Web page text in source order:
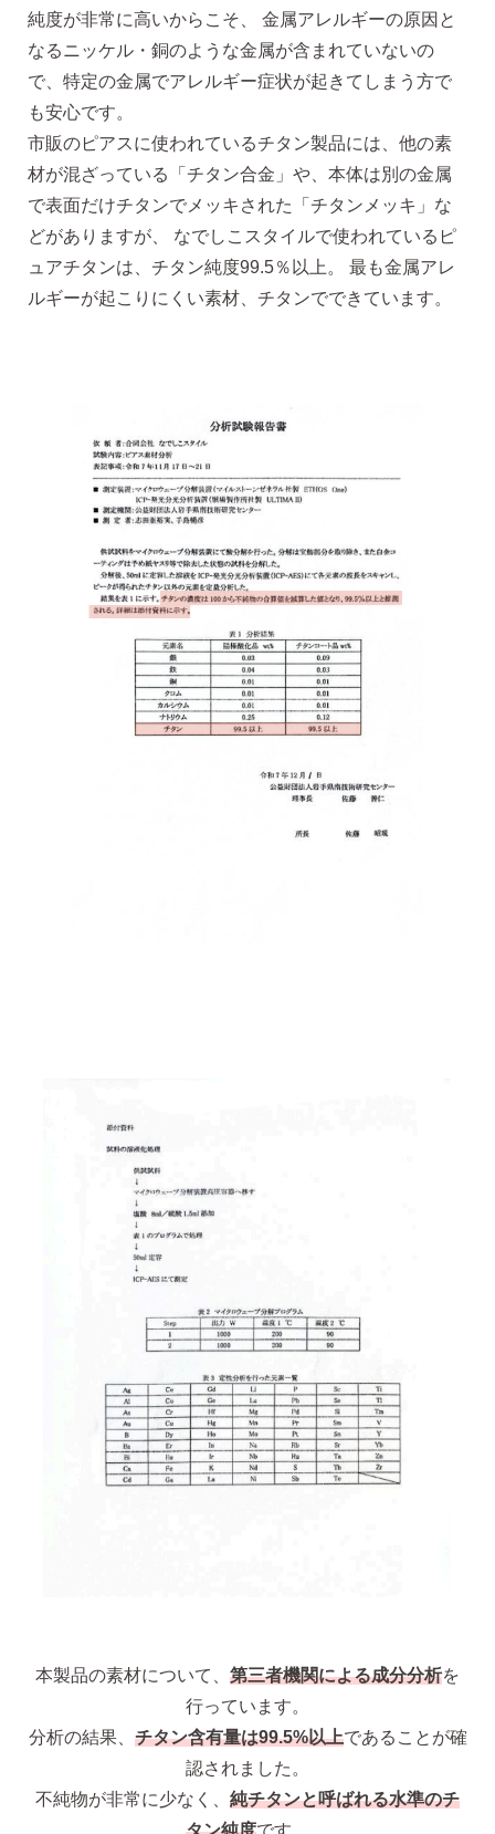
チタン純度99.5%、素材に自信あり！
もしもお
件！
4）
キャッチの予備
使いやすい「花型シリコンキャッチ」も５ペ
・Amazon Pay
・クレジットカード
・銀行振込
・代金引換
全国一律 715円
送料無料
営業時間 返品について
金属アレルギーが出た
純度が非常に高いからこそ、 金属アレルギーの原因と
なるニッケル・銅のような金属が含まれていないの
で、特定の金属でアレルギー症状が起きてしまう方で
も安心です。
市販のピアスに使われているチタン製品には、他の素
材が混ざっている「チタン合金」や、本体は別の金属
で表面だけチタンでメッキされた「チタンメッキ」な
どがありますが、 なでしこスタイルで使われているピ
ュアチタンは、チタン純度99.5％以上。 最も金属アレ
ルギーが起こりにくい素材、チタンでできています。
本製品の素材について、 第三者機関による成分分析を
行っています。
分析の結果、 チタン含有量は99.5%以上であることが確
認されました。
不純物が非常に少なく、 純チタンと呼ばれる水準のチ